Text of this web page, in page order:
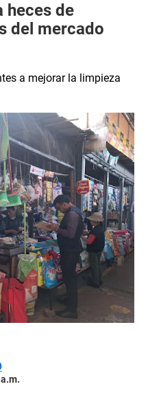
heces de
del mercado
a mejorar la limpieza